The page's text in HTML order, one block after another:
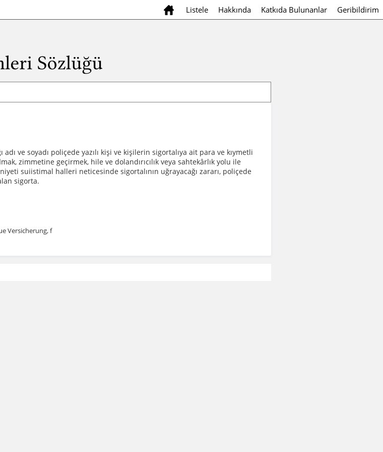
Listele Hakkında Katkıda Bulunanlar Geribildirim
adı ve soyadı poliçede yazılı kişi ve kişilerin sigortalıya ait para ve kıymetli
zimmetine geçirmek, hile ve dolandırıcılık veya sahtekârlık yolu ile
suiistimal halleri neticesinde sigortalının uğrayacağı zararı, poliçede
sigorta.
Versicherung, f